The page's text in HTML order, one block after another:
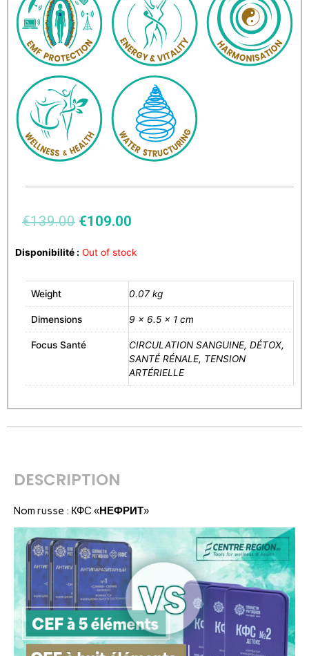
€139.00 €109.00
Disponibilité : Out of stock
Weight 0.07 kg
Dimensions 9 × 6.5 × 1 cm
Focus Santé
CIRCULATION SANGUINE, DÉTOX,
SANTÉ RÉNALE, TENSION
ARTÉRIELLE
DESCRIPTION
Nom russe : КФС «НЕФРИТ»